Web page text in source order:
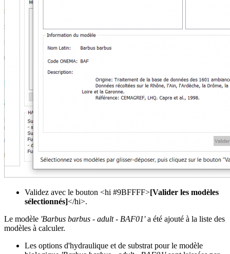
Validez avec le bouton <hi #9BFFFF>[Valider les modèles
sélectionnés]</hi>.
Le modèle 'Barbus barbus - adult - BAF01'a été ajouté à la liste des
modèles à calculer.
Les options d'hydraulique et de substrat pour le modèle